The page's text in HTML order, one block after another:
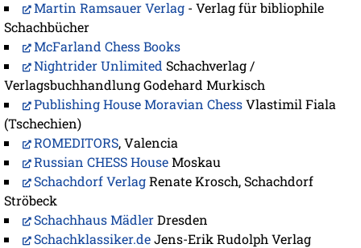
Martin Ramsauer Verlag - Verlag für bibliophile
Schachbücher
McFarland Chess Books
Nightrider Unlimited Schachverlag /
Verlagsbuchhandlung Godehard Murkisch
Publishing House Moravian ChessVlastimil Fiala
(Tschechien)
ROMEDITORS, Valencia
Russian CHESS HouseMoskau
Schachdorf VerlagRenate Krosch, Schachdorf
Ströbeck
Schachhaus MädlerDresden
Schachklassiker.deJens-Erik Rudolph Verlag